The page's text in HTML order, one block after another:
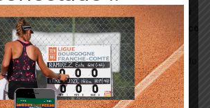
registra lo que está ocurriendo en tiempo real.
de Tennis Scorer se fabrican enPVC blanco
resiste todo tipo de clima durante años sin
Un marcador instalado en 2015 sigue siendo
sin intervención de mantenimiento.
responden a necesidades concretas. El